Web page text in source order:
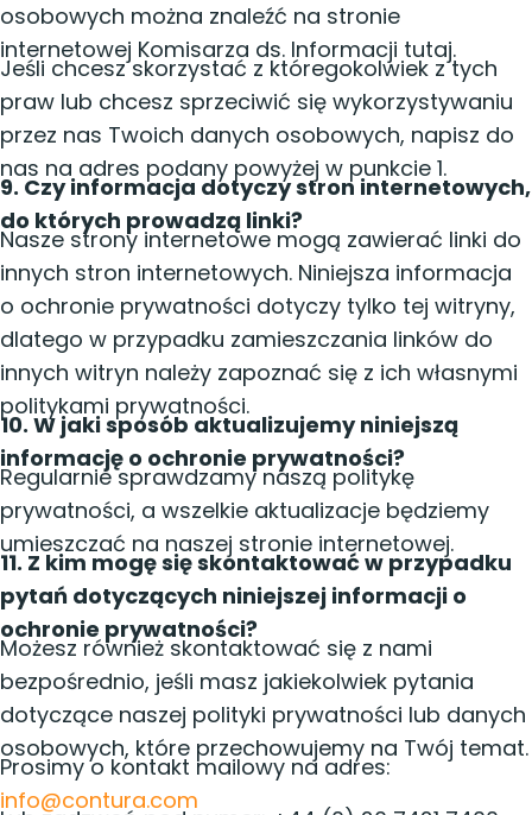
osobowych można znaleźć na stronie
internetowej Komisarza ds. Informacji tutaj.
Jeśli chcesz skorzystać z któregokolwiek z tych
praw lub chcesz sprzeciwić się wykorzystywaniu
przez nas Twoich danych osobowych, napisz do
nas na adres podany powyżej w punkcie 1.
9. Czy informacja dotyczy stron internetowych,
do których prowadzą linki?
Nasze strony internetowe mogą zawierać linki do
innych stron internetowych. Niniejsza informacja
o ochronie prywatności dotyczy tylko tej witryny,
dlatego w przypadku zamieszczania linków do
innych witryn należy zapoznać się z ich własnymi
politykami prywatności.
10. W jaki sposób aktualizujemy niniejszą
informację o ochronie prywatności?
Regularnie sprawdzamy naszą politykę
prywatności, a wszelkie aktualizacje będziemy
umieszczać na naszej stronie internetowej.
11. Z kim mogę się skontaktować w przypadku
pytań dotyczących niniejszej informacji o
ochronie prywatności?
Możesz również skontaktować się z nami
bezpośrednio, jeśli masz jakiekolwiek pytania
dotyczące naszej polityki prywatności lub danych
osobowych, które przechowujemy na Twój temat.
Prosimy o kontakt mailowy na adres:
info@contura.com